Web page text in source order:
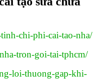
chi-phi-cai-tao-nha/
tron-goi-tai-tphcm/
loi-thuong-gap-khi-